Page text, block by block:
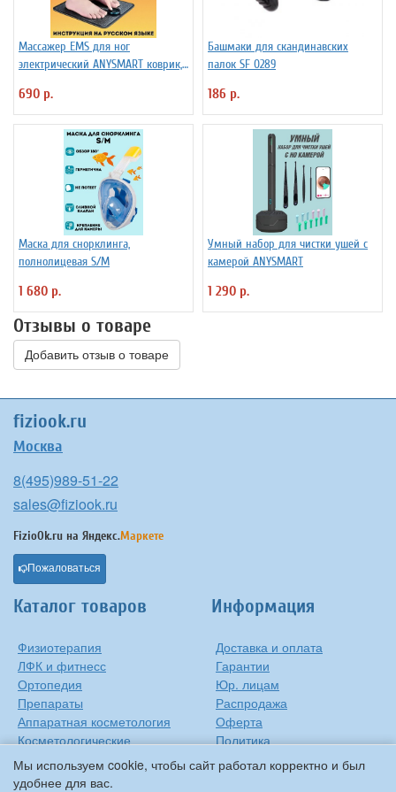
Мы используем cookie, чтобы сайт работал корректно и был
удобнее для вас.
Массажер EMS для ног
электрический ANYSMART коврик,
690 р.
Башмаки для скандинавских
палок SF 0289
186 р.
Маска для снорклинга,
полнолицевая S/M
1 680 р.
Умный набор для чистки ушей с
камерой ANYSMART
1 290 р.
Отзывы о товаре
Добавить отзыв о товаре
fiziook.ru
Москва
8(495)989-51-22
sales@fiziook.ru
FizioOk.ru на Яндекс.Маркете
Пожаловаться
Каталог товаров
Физиотерапия
ЛФК и фитнесс
Ортопедия
Препараты
Аппаратная косметология
Косметологические
средства
Информация
Доставка и оплата
Гарантии
Юр. лицам
Распродажа
Оферта
Политика
конфиденциальности
Контакты